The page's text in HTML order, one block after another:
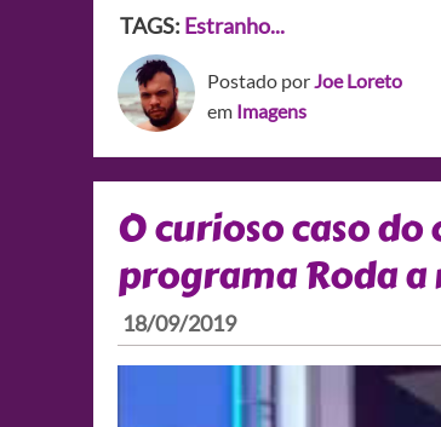
TAGS: Estranho...
Postado porJoe Loreto
em Imagens
O curioso caso
programa Roda a
18/09/2019